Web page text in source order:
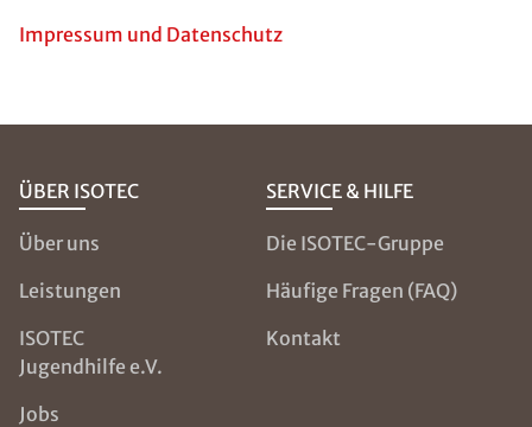
Impressum und Datenschutz
ÜBER ISOTEC
Über uns
Leistungen
ISOTEC
Jugendhilfe e.V.
Jobs
SERVICE & HILFE
Die ISOTEC-Gruppe
Häufige Fragen (FAQ)
Kontakt